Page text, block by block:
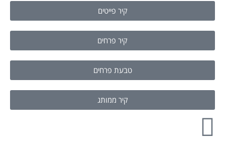
קיר פייטים
קיר פרחים
טבעת פרחים
קיר ממותג